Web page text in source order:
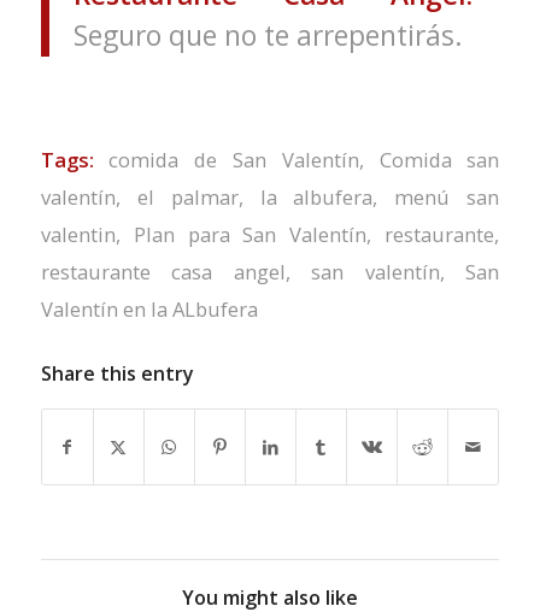
Seguro que no te arrepentirás.
Tags: comida de San Valentín, Comida san
valentín, el palmar, la albufera, menú san
valentin, Plan para San Valentín, restaurante,
restaurante casa angel,san valentín, San
Valentín en la ALbufera
Share this entry
You might also like